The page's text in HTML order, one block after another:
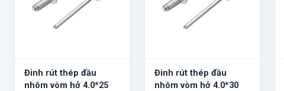
Đinh rút thép đầu
nhôm vòm hở 4.0*25
Đinh rút thép đầu
nhôm vòm hở 4.0*30